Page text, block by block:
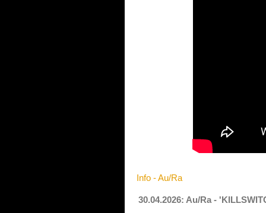
Info - Au/Ra
30.04.2026: Au/Ra -